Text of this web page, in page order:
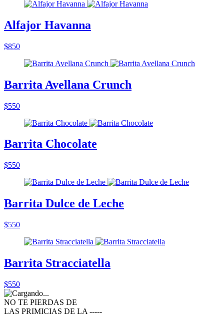
Alfajor Havanna
$850
Barrita Avellana Crunch
$550
Barrita Chocolate
$550
Barrita Dulce de Leche
$550
Barrita Stracciatella
$550
NO TE PIERDAS DE
LAS PRIMICIAS DE LA ‑‑‑‑‑